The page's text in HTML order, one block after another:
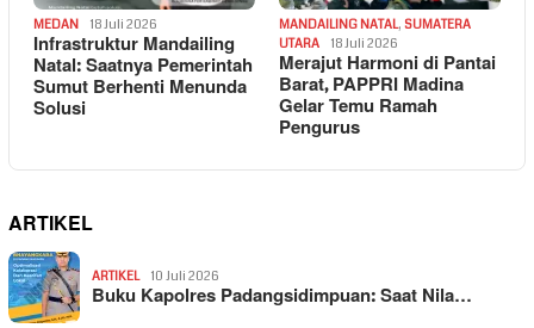
MEDAN 18 Juli 2026
Infrastruktur Mandailing
Natal: Saatnya Pemerintah
Sumut Berhenti Menunda
Solusi
MANDAILING NATAL, SUMATERA
UTARA
18 Juli 2026
Merajut Harmoni di Pantai
Barat, PAPPRI Madina
Gelar Temu Ramah
Pengurus
ARTIKEL
ARTIKEL 10 Juli 2026
Buku Kapolres Padangsidimpuan: Saat Nila…